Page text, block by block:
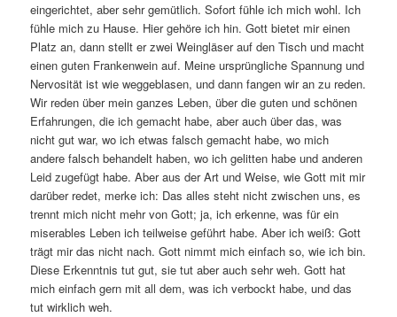
eingerichtet, aber sehr gemütlich. Sofort fühle ich mich wohl. Ich
fühle mich zu Hause. Hier gehöre ich hin. Gott bietet mir einen
Platz an, dann stellt er zwei Weingläser auf den Tisch und macht
einen guten Frankenwein auf. Meine ursprüngliche Spannung und
Nervosität ist wie weggeblasen, und dann fangen wir an zu reden.
Wir reden über mein ganzes Leben, über die guten und schönen
Erfahrungen, die ich gemacht habe, aber auch über das, was
nicht gut war, wo ich etwas falsch gemacht habe, wo mich
andere falsch behandelt haben, wo ich gelitten habe und anderen
Leid zugefügt habe. Aber aus der Art und Weise, wie Gott mit mir
darüber redet, merke ich: Das alles steht nicht zwischen uns, es
trennt mich nicht mehr von Gott; ja, ich erkenne, was für ein
miserables Leben ich teilweise geführt habe. Aber ich weiß: Gott
trägt mir das nicht nach. Gott nimmt mich einfach so, wie ich bin.
Diese Erkenntnis tut gut, sie tut aber auch sehr weh. Gott hat
mich einfach gern mit all dem, was ich verbockt habe, und das
tut wirklich weh.